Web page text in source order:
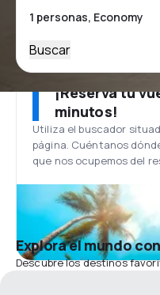
Buscar
¡Reserva tu
minutos!
Utiliza el buscador
página. Cuéntanos
que nos ocupemos del
Explora el mundo
Descubre los destinos